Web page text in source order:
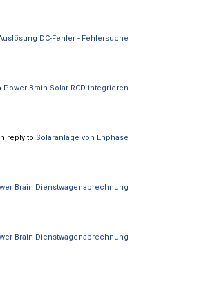
DC-Fehler - Fehlersuche
Power Brain Solar RCD integrieren
reply to Solaranlage von Enphase
Brain Dienstwagenabrechnung
Brain Dienstwagenabrechnung